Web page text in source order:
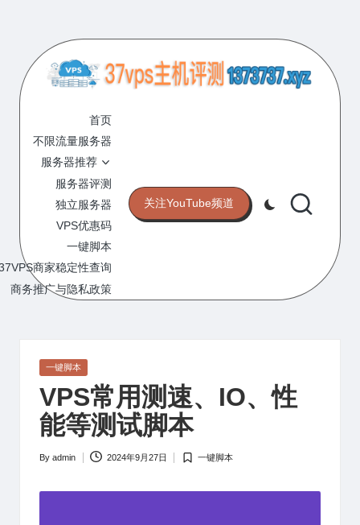
content
7
V
P
S
主
机
评
的
VPS
网
站
首页
不限流量服务器
服务器推荐
服务器评测
独立服务器
VPS优惠码
一键脚本
商家稳定性查询
商务推广与隐私政策
关注YouTube频道
Posted
一键脚本
VPS常用测速、IO、性
能等测试脚本
Posted
By admin 2024年9月27日
Posted
一键脚本